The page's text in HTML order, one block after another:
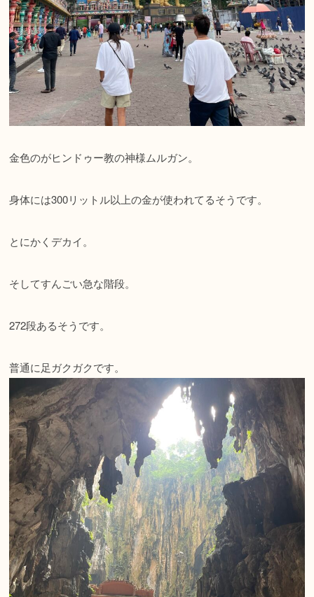
金色のがヒンドゥー教の神様ムルガン。
身体には300リットル以上の金が使われてるそうです。
とにかくデカイ。
そしてすんごい急な階段。
272段あるそうです。
普通に足ガクガクです。